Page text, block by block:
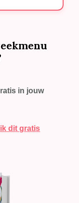
in jouw
dit gratis